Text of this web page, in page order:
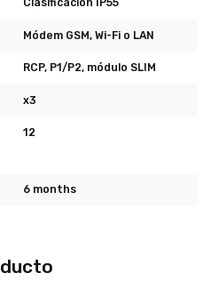
Clasificación IP55
Módem GSM, Wi-Fi o LAN
RCP, P1/P2, módulo SLIM
x3
12
6 months